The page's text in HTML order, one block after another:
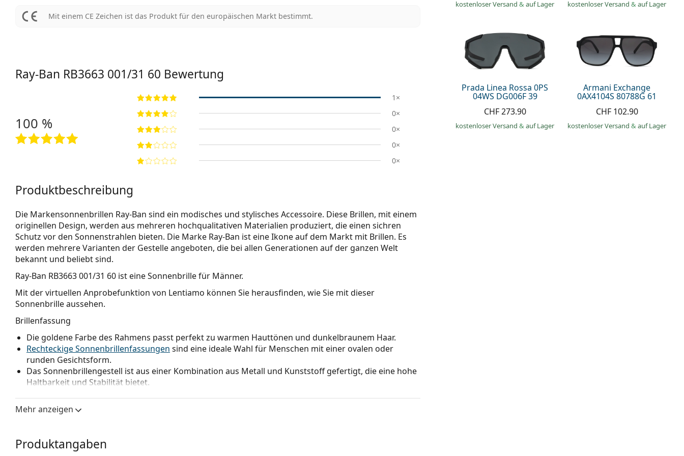
Mit einem CE Zeichen ist das Produkt für den europäischen Markt bestimmt.
kostenloser Versand& auf Lager kostenloser Versand& auf Lager
Prada Linea Rossa 0PS
04WS DG006F 39
CHF 273.90
kostenloser Versand& auf Lager
Armani Exchange
0AX4104S 80788G 61
CHF 102.90
kostenloser Versand& auf Lager
Ray-Ban RB3663 001/31 60 Bewertung
100 %
1×
0×
0×
0×
0×
Produktbeschreibung
Die Markensonnenbrillen Ray-Ban sind ein modisches und stylisches Accessoire. Diese Brillen, mit einem
originellen Design, werden aus mehreren hochqualitativen Materialien produziert, die einen sichren
Schutz vor den Sonnenstrahlen bieten. Die Marke Ray-Ban ist eine Ikone auf dem Markt mit Brillen. Es
werden mehrere Varianten der Gestelle angeboten, die bei allen Generationen auf der ganzen Welt
bekannt und beliebt sind.
Ray-Ban RB3663 001/31 60 ist eine Sonnenbrille für Männer.
Mit der virtuellen Anprobefunktion von Lentiamo können Sie herausfinden, wie Sie mit dieser
Sonnenbrille aussehen.
Brillenfassung
Die goldene Farbe des Rahmens passt perfekt zu warmen Hauttönen und dunkelbraunem Haar.
Rechteckige Sonnenbrillenfassungen sind eine ideale Wahl für Menschen mit einer ovalen oder
runden Gesichtsform.
Das Sonnenbrillengestell ist aus einer Kombination aus Metall und Kunststoff gefertigt, die eine hohe
Haltbarkeit und Stabilität bietet.
und erhöhen dadurch den Tragekomfort. Die Anpassung der Nasenpads sollte immer von einem
erfahrenen Optiker vorgenommen werden, um Schäden oder Brüche zu vermeiden.
Die grünen Gläser reduzieren die Intensität des Lichts, ohne den Kontrast zu beeinträchtigen oder die
Mehr anzeigen
Produktangaben